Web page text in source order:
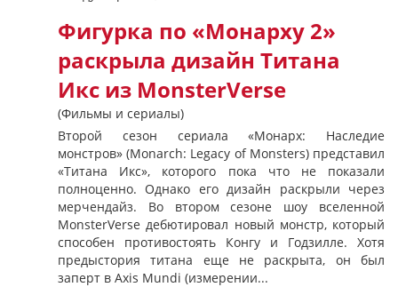
Фигурка по «Монарху 2»
раскрыла дизайн Титана
Икс из MonsterVerse
(Фильмы и сериалы)
Второй сезон сериала «Монарх: Наследие
монстров» (Monarch: Legacy of Monsters) представил
«Титана Икс», которого пока что не показали
полноценно. Однако его дизайн раскрыли через
мерчендайз. Во втором сезоне шоу вселенной
MonsterVerse дебютировал новый монстр, который
способен противостоять Конгу и Годзилле. Хотя
предыстория титана еще не раскрыта, он был
заперт в Axis Mundi (измерении...